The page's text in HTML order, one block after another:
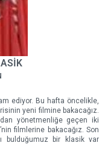
ediyor. Bu hafta öncelikle,
yeni filmine bakacağız.
yönetmenliğe geçen iki
filmlerine bakacağız. Son
bulduğumuz bir klasik var